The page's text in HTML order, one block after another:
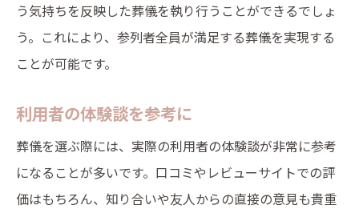
う気持ちを反映した葬儀を執り行うことができるでしょ
う。これにより、参列者全員が満足する葬儀を実現する
ことが可能です。
利用者の体験談を参考に
葬儀を選ぶ際には、実際の利用者の体験談が非常に参考
になることが多いです。口コミやレビューサイトでの評
価はもちろん、知り合いや友人からの直接の意見も貴重